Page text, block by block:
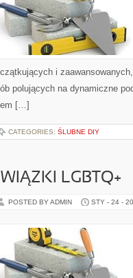
i
polujących na dynamiczne
[…]
CATEGORIES: ŚLUBNE DIY
LGBTQ+
POSTED BY ADMIN STY - 24 -